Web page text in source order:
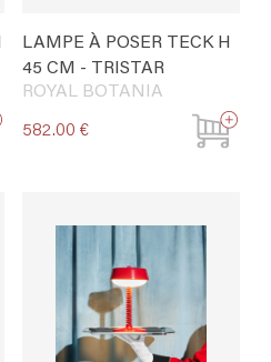
LAMPE À POSER TECK H
45 CM - TRISTAR
ROYAL BOTANIA
582.00 €